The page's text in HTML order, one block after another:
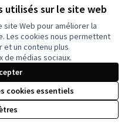
utilisés sur le site web
Web pour améliorer la
Les cookies nous permettent
un contenu plus
de médias sociaux.
cookies essentiels
numérique
.
Licence
(Lien